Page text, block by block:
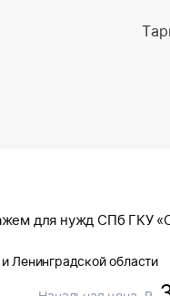
для нужд СПб ГКУ
Ленинградской области